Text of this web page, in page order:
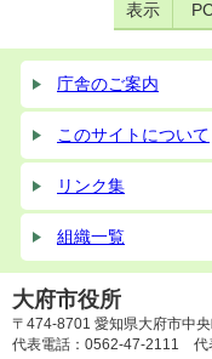
表示
庁舎のご案内
このサイトについて
リンク集
組織一覧
大府市役所
〒474-8701 愛知県大府市中
代表電話：0562-47-2111 代